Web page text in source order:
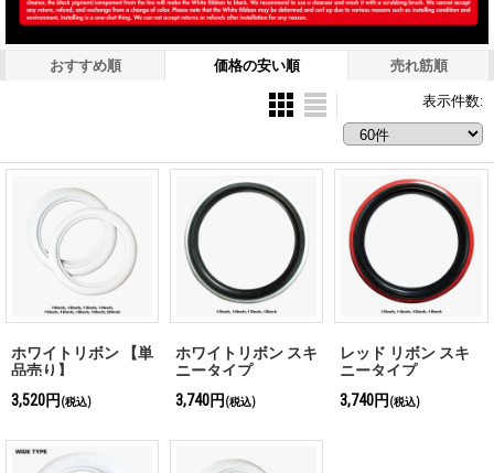
おすすめ順 価格の安い順 売れ筋順
表示件数:
ホワイトリボン 【単
品売り】
3,520円(税込)
ホワイトリボン スキ
ニータイプ
3,740円(税込)
レッド リボン スキ
ニータイプ
3,740円(税込)